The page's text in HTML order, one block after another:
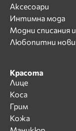
Аксесоари
Интимна мода
Модни списания
Любопитни
Красота
Лице
Коса
Грим
Кожа